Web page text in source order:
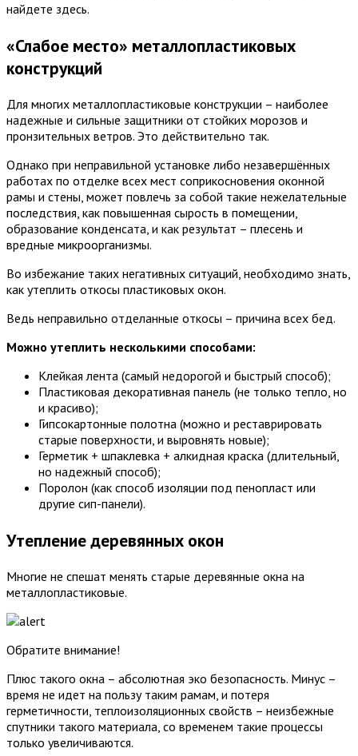
найдете здесь.
«Слабое место» металлопластиковых
конструкций
Для многих металлопластиковые конструкции – наиболее
надежные и сильные защитники от стойких морозов и
пронзительных ветров. Это действительно так.
Однако при неправильной установке либо незавершённых
работах по отделке всех мест соприкосновения оконной
рамы и стены, может повлечь за собой такие нежелательные
последствия, как повышенная сырость в помещении,
образование конденсата, и как результат – плесень и
вредные микроорганизмы.
Во избежание таких негативных ситуаций, необходимо знать,
как утеплить откосы пластиковых окон.
Ведь неправильно отделанные откосы – причина всех бед.
Можно утеплить несколькими способами:
Клейкая лента (самый недорогой и быстрый способ);
Пластиковая декоративная панель (не только тепло, но
и красиво);
Гипсокартонные полотна (можно и реставрировать
старые поверхности, и выровнять новые);
Герметик + шпаклевка + алкидная краска (длительный,
но надежный способ);
Поролон (как способ изоляции под пенопласт или
другие сип-панели).
Утепление деревянных окон
Многие не спешат менять старые деревянные окна на
металлопластиковые.
Обратите внимание!
Плюс такого окна – абсолютная эко безопасность. Минус –
время не идет на пользу таким рамам, и потеря
герметичности, теплоизоляционных свойств – неизбежные
спутники такого материала, со временем такие процессы
только увеличиваются.